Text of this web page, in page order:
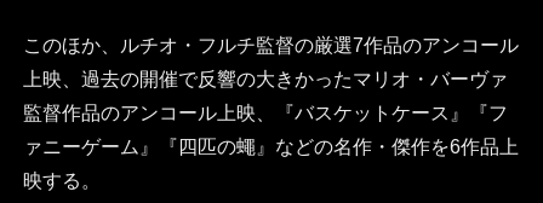
このほか、ルチオ・フルチ監督の厳選7作品のアンコール
上映、過去の開催で反響の大きかったマリオ・バーヴァ
監督作品のアンコール上映、『バスケットケース』『フ
ァニーゲーム』『四匹の蠅』などの名作・傑作を6作品上
映する。